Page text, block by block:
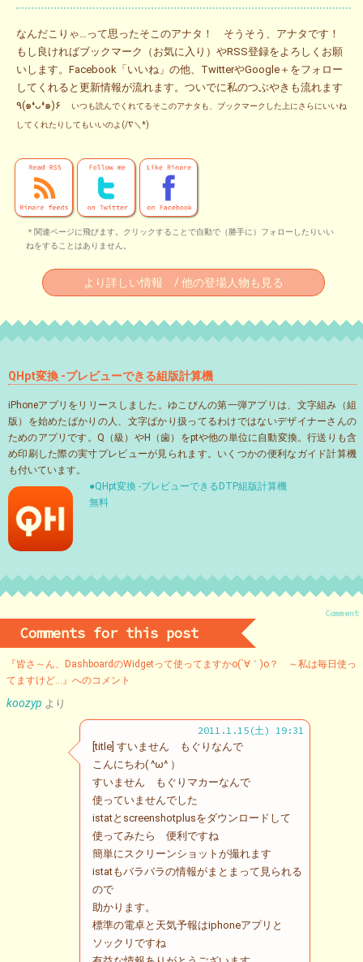
なんだこりゃ…って思ったそこのアナタ！ そうそう、アナタです！
もし良ければブックマーク（お気に入り）やRSS登録をよろしくお願
いします。Facebook「いいね」の他、TwitterやGoogle＋をフォロー
してくれると更新情報が流れます。ついでに私のつぶやきも流れます
٩(๑❛ᴗ❛๑)۶
いつも読んでくれてるそこのアナタも、ブックマークした上にさらにいいね
してくれたりしてもいいのよ(/∇＼*)
＊関連ページに飛びます。クリックすることで自動で（勝手に）フォローしたりいい
ねをすることはありません。
より詳しい情報 / 他の登場人物も見る
QHpt変換 -プレビューできる組版計算機
iPhoneアプリをリリースしました。ゆこびんの第一弾アプリは、文字組み（組
版）を始めたばかりの人、文字ばかり扱ってるわけではないデザイナーさんの
ためのアプリです。Q（級）やH（歯）をptや他の単位に自動変換。行送りも含
め印刷した際の実寸プレビューが見られます。いくつかの便利なガイド計算機
も付いています。
●QHpt変換 -プレビューできるDTP組版計算機
無料
Comment
Comments for this post
『皆さ～ん、DashboardのWidgetって使ってますかo(´∀｀)o？ ～私は毎日使っ
てますけど…』へのコメント
koozyp より
2011.1.15(土) 19:31
[title] すいません もぐりなんで
こんにちわ( ^ω^ ）
すいません もぐりマカーなんで
使っていませんでした
istatとscreenshotplusをダウンロードして
使ってみたら 便利ですね
簡単にスクリーンショットが撮れます
istatもバラバラの情報がまとまって見られる
ので
助かります。
標準の電卓と天気予報はiphoneアプリと
ソックリですね